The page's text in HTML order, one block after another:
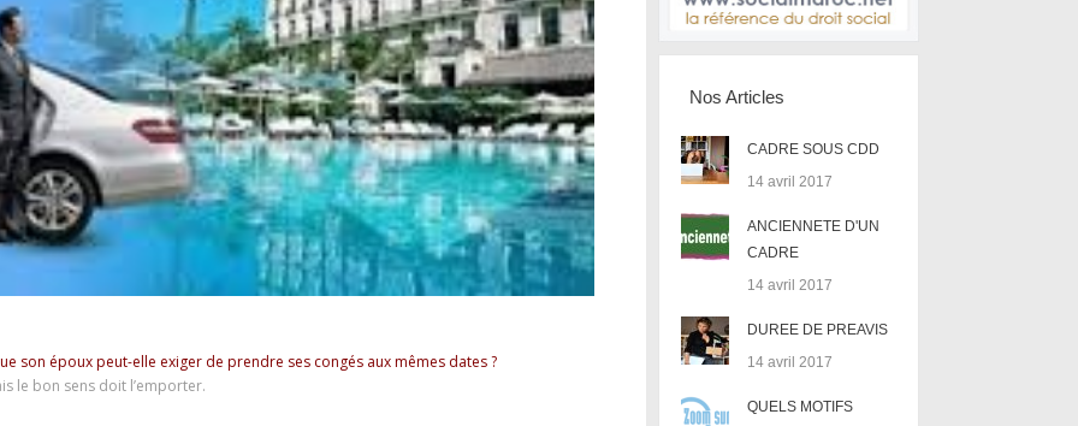
son époux peut-elle exiger de prendre ses congés aux mêmes dates ?
le bon sens doit l’emporter.
Nos Articles
CADRE SOUS CDD
14 avril 2017
ANCIENNETE D'UN
CADRE
14 avril 2017
DUREE DE PREAVIS
14 avril 2017
QUELS MOTIFS